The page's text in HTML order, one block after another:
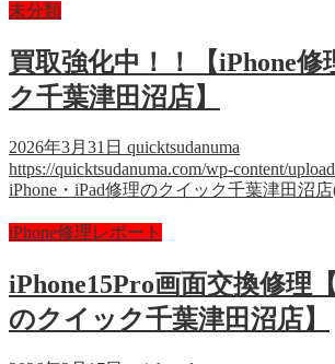
未分類
買取強化中！！【iPhone修
ク千葉津田沼店】
2026年3月31日 quicktsudanuma
https://quicktsudanuma.com/wp-content/
iPhone・iPad修理のクイック千葉津田沼
iPhone修理レポート
iPhone15Pro画面交換修理
のクイック千葉津田沼店】